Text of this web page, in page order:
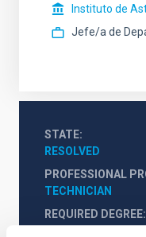
Instituto de
Jefe/a de
STATE
RESOLVED
PROFESSIONAL
TECHNICIAN
REQUIRED DEGREE